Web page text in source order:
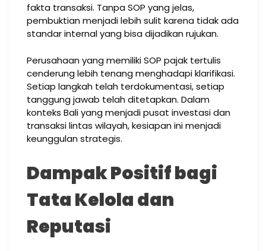
fakta transaksi. Tanpa SOP yang jelas,
pembuktian menjadi lebih sulit karena tidak ada
standar internal yang bisa dijadikan rujukan.
Perusahaan yang memiliki SOP pajak tertulis
cenderung lebih tenang menghadapi klarifikasi.
Setiap langkah telah terdokumentasi, setiap
tanggung jawab telah ditetapkan. Dalam
konteks Bali yang menjadi pusat investasi dan
transaksi lintas wilayah, kesiapan ini menjadi
keunggulan strategis.
Dampak Positif bagi
Tata Kelola dan
Reputasi